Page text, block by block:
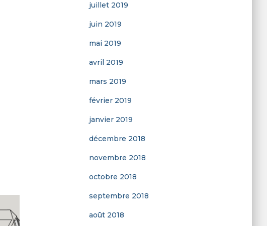
juillet 2019
juin 2019
mai 2019
avril 2019
mars 2019
février 2019
janvier 2019
décembre 2018
novembre 2018
octobre 2018
septembre 2018
août 2018